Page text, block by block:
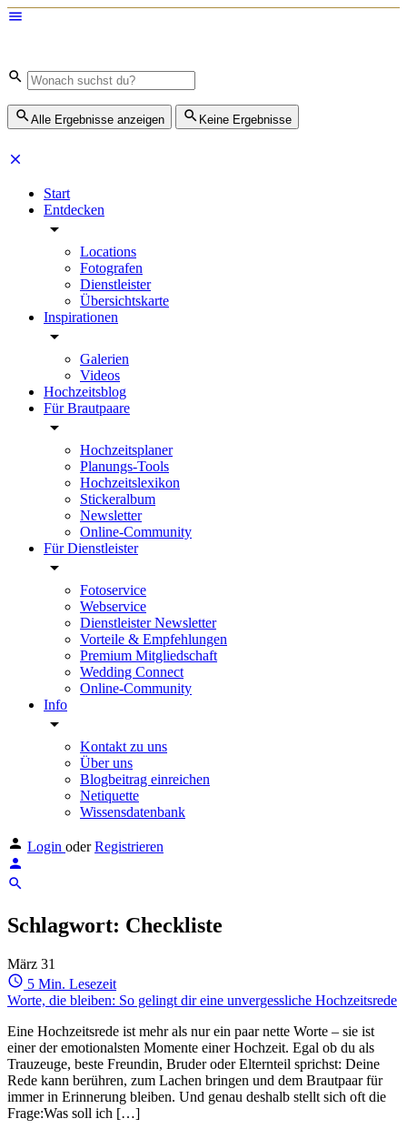
Alle Ergebnisse anzeigen Keine Ergebnisse
Start
Entdecken
Locations
Fotografen
Dienstleister
Übersichtskarte
Inspirationen
Galerien
Videos
Hochzeitsblog
Für Brautpaare
Hochzeitsplaner
Planungs-Tools
Hochzeitslexikon
Stickeralbum
Newsletter
Online-Community
Für Dienstleister
Fotoservice
Webservice
Dienstleister Newsletter
Vorteile & Empfehlungen
Premium Mitgliedschaft
Wedding Connect
Online-Community
Info
Kontakt zu uns
Über uns
Blogbeitrag einreichen
Netiquette
Wissensdatenbank
Login oder Registrieren
Schlagwort: Checkliste
März 31
5 Min. Lesezeit
Worte, die bleiben: So gelingt dir eine unvergessliche Hochzeitsrede
Eine Hochzeitsrede ist mehr als nur ein paar nette Worte – sie ist
einer der emotionalsten Momente einer Hochzeit. Egal ob du als
Trauzeuge, beste Freundin, Bruder oder Elternteil sprichst: Deine
Rede kann berühren, zum Lachen bringen und dem Brautpaar für
immer in Erinnerung bleiben. Und genau deshalb stellt sich oft die
Frage:Was soll ich […]